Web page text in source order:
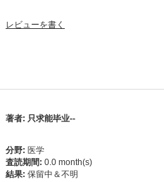
レビューを書く
著者: 只求能毕业--
分野: 医学
査読期間: 0.0 month(s)
結果: 保留中＆不明